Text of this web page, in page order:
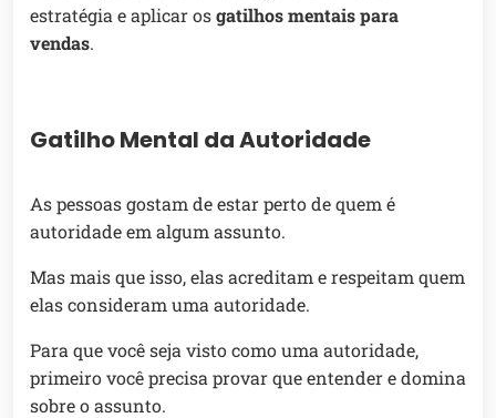
estratégia e aplicar osgatilhos mentais para
vendas.
Gatilho Mental da Autoridade
As pessoas gostam de estar perto de quem é
autoridade em algum assunto.
Mas mais que isso, elas acreditam e respeitam quem
elas consideram uma autoridade.
Para que você seja visto como uma autoridade,
primeiro você precisa provar que entender e domina
sobre o assunto.